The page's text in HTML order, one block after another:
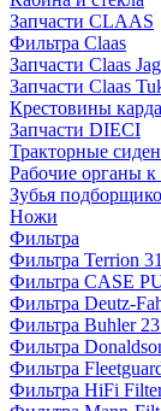
Запчасти CLAAS
Фильтра Claas
Запчасти Claas
Запчасти Claas
Крестовины
Запчасти DIECI
Тракторные
Рабочие органы к
Зубья
Ножи
Фильтра
Фильтра Terrion
Фильтра CASE
Фильтра Deutz-
Фильтра Buhler
Фильтра
Фильтра
Фильтра HiFi